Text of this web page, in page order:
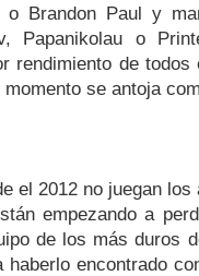
o Brandon Paul y
Papanikolau o
rendimiento de
se antoja
el 2012 no juegan
empezando a
de los más duros
haberlo encontrado